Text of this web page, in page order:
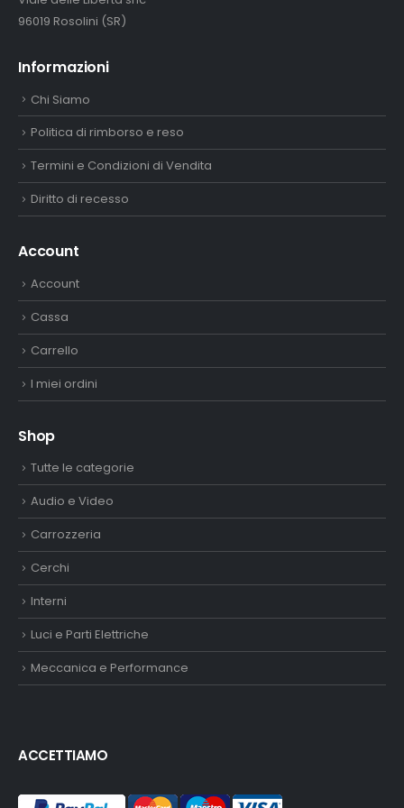
96019 Rosolini (SR)
Informazioni
Chi Siamo
Politica di rimborso e reso
Termini e Condizioni di Vendita
Diritto di recesso
Account
Account
Cassa
Carrello
I miei ordini
Shop
Tutte le categorie
Audio e Video
Carrozzeria
Cerchi
Interni
Luci e Parti Elettriche
Meccanica e Performance
ACCETTIAMO